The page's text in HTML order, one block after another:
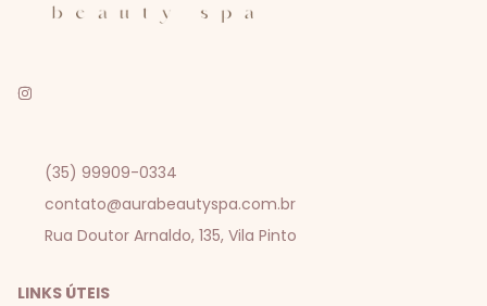
(35) 99909-0334
contato@aurabeautyspa.com.br
Rua Doutor Arnaldo, 135, Vila Pinto
LINKS ÚTEIS